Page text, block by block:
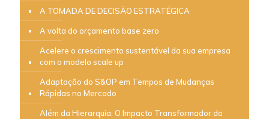
A TOMADA DE DECISÃO ESTRATÉGICA
A volta do orçamento base zero
Acelere o crescimento sustentável da sua empresa
com o modelo scale up
Adaptação do S&OP em Tempos de Mudanças
Rápidas no Mercado
Além da Hierarquia: O Impacto Transformador do